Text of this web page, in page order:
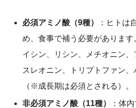
必須アミノ酸（9種）
：ヒトは
め、食事で補う必要があります
イシン、リシン、メチオニン、
スレオニン、トリプトファン
（※成長期は必須とされる）。
非必須アミノ酸（11種）
：体